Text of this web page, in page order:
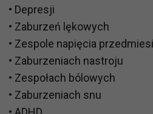
• Depresji
• Zaburzeń lękowych
• Zespole napięcia
• Zaburzeniach nastroju
• Zespołach bólowych
• Zaburzeniach snu